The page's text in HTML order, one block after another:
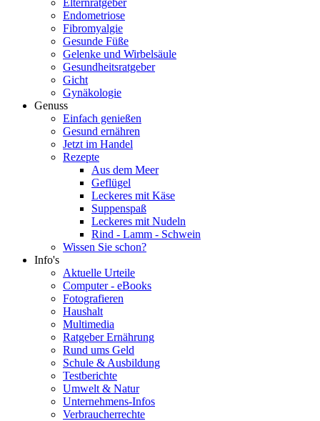
Elternratgeber
Endometriose
Fibromyalgie
Gesunde Füße
Gelenke und Wirbelsäule
Gesundheitsratgeber
Gicht
Gynäkologie
Genuss
Einfach genießen
Gesund ernähren
Jetzt im Handel
Rezepte
Aus dem Meer
Geflügel
Leckeres mit Käse
Suppenspaß
Leckeres mit Nudeln
Rind - Lamm - Schwein
Wissen Sie schon?
Info's
Aktuelle Urteile
Computer - eBooks
Fotografieren
Haushalt
Multimedia
Ratgeber Ernährung
Rund ums Geld
Schule & Ausbildung
Testberichte
Umwelt & Natur
Unternehmens-Infos
Verbraucherrechte